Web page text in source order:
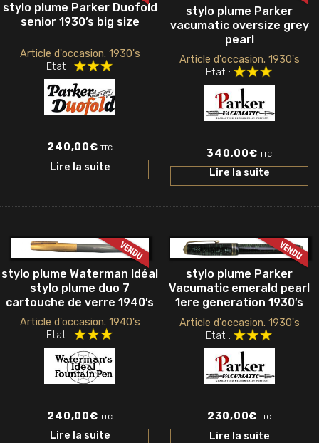
stylo plume Parker Duofold
senior 1930’s big size
Article d'occasion. 1930's
Etat :
240,00€ TTC
Lire la suite
stylo plume Parker
vacumatic oversize grey
pearl
Article d'occasion. 1930's
Etat :
340,00€ TTC
Lire la suite
stylo plume Waterman Idéal
stylo plume duo 7
cartouche de verre 1940’s
Article d'occasion. 1940's
Etat :
240,00€ TTC
Lire la suite
stylo plume Parker
Vacumatic emerald pearl
1ere generation 1930’s
Article d'occasion. 1930's
Etat :
230,00€ TTC
Lire la suite